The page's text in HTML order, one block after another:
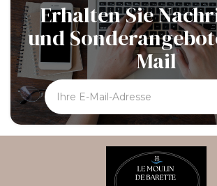
Erhalten Sie
und
Mail